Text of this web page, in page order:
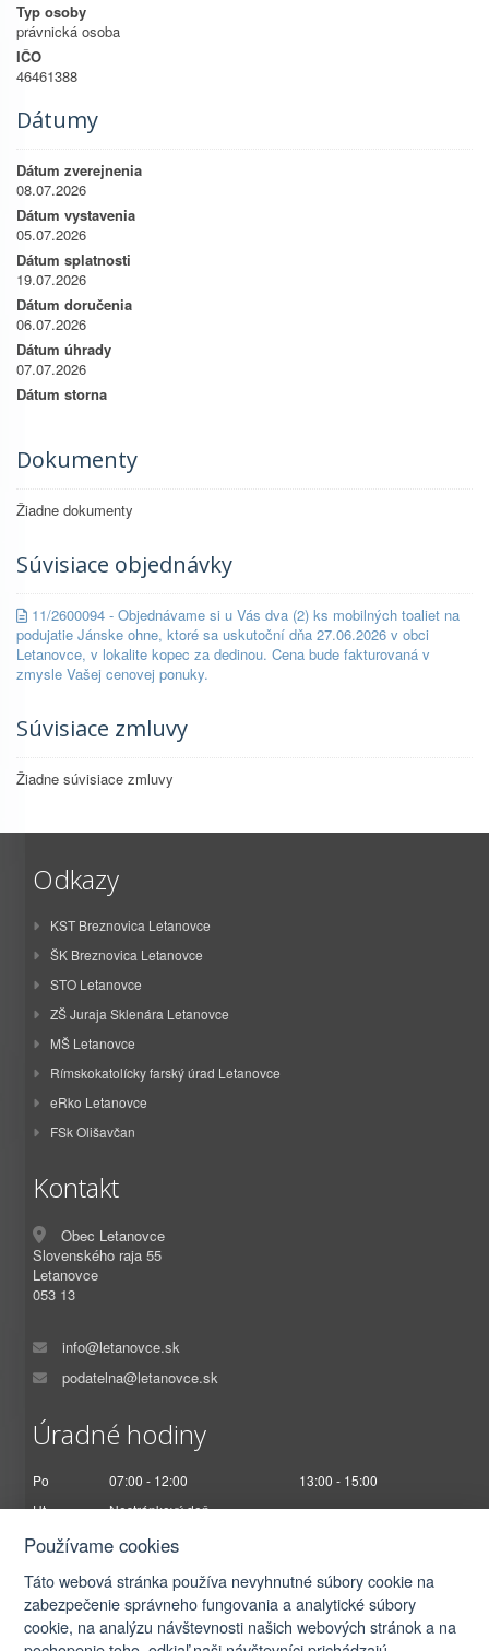
Typ osoby
právnická osoba
IČO
46461388
Dátumy
Dátum zverejnenia
08.07.2026
Dátum vystavenia
05.07.2026
Dátum splatnosti
19.07.2026
Dátum doručenia
06.07.2026
Dátum úhrady
07.07.2026
Dátum storna
Dokumenty
Žiadne dokumenty
Súvisiace objednávky
11/2600094 - Objednávame si u Vás dva (2) ks mobilných toaliet na
podujatie Jánske ohne, ktoré sa uskutoční dňa 27.06.2026 v obci
Letanovce, v lokalite kopec za dedinou. Cena bude fakturovaná v
zmysle Vašej cenovej ponuky.
Súvisiace zmluvy
Žiadne súvisiace zmluvy
Odkazy
KST Breznovica Letanovce
ŠK Breznovica Letanovce
STO Letanovce
ZŠ Juraja Sklenára Letanovce
MŠ Letanovce
Rímskokatolícky farský úrad Letanovce
eRko Letanovce
FSk Olišavčan
Kontakt
Obec Letanovce
Slovenského raja 55
Letanovce
053 13
info@letanovce.sk
podatelna@letanovce.sk
Úradné hodiny
Po 07:00 - 12:00
13:00 - 15:00
Ut
Nestránkový deň
St
07:00 - 12:00
Pi
07:00 - 12:30
Používame cookies
Táto webová stránka používa nevyhnutné súbory cookie na
zabezpečenie správneho fungovania a analytické súbory
cookie, na analýzu návštevnosti našich webových stránok a na